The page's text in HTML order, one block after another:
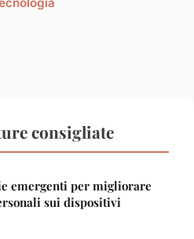
consigliate
emergenti per migliorare
sui dispositivi